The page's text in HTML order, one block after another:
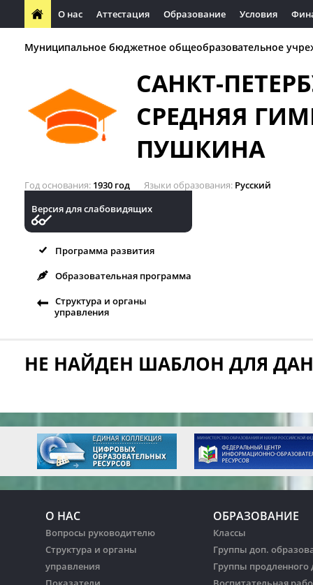
О нас Аттестация Образование Условия
Муниципальное бюджетное общеобразовательное
САНКТ-
СРЕДНЯЯ
ПУШКИНА
Год основания 1930 год Языки образования Русский
Версия для слабовидящих
Программа развития
Образовательная программа
Структура и органы
управления
НЕ НАЙДЕН ШАБЛОН ДЛЯ
О НАС
Вопросы руководителю
Структура и органы
управления
ОБРАЗОВАНИЕ
Классы
Группы доп.
Группы продленного